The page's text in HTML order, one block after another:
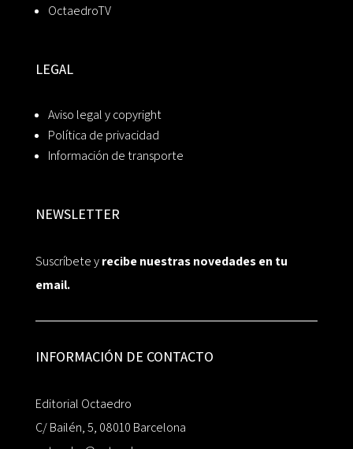
OctaedroTV
LEGAL
Aviso legal y copyright
Política de privacidad
Información de transporte
NEWSLETTER
Suscríbete yrecibe nuestras novedades en tu
email.
INFORMACIÓN DE CONTACTO
Editorial Octaedro
C/ Bailén, 5, 08010 Barcelona